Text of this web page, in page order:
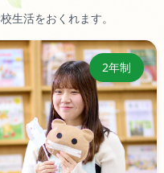
生活をおくれます。
2年制